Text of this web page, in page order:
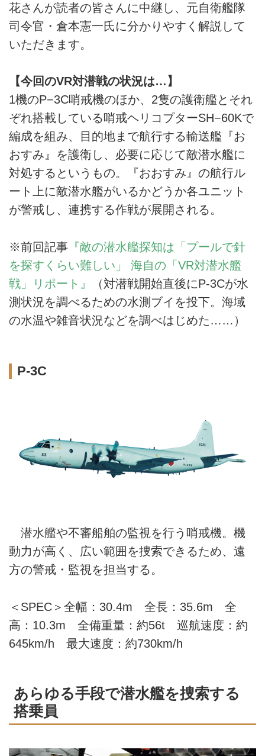
花さんが読者の皆さんに中継し、元自衛艦隊
司令官・倉本憲一氏に分かりやすく解説して
いただきます。
【今回のVR対潜戦の状況は…】
1機のP−3C哨戒機のほか、2隻の護衛艦とそれ
ぞれ搭載している哨戒ヘリコプターSH−60Kで
編成を組み、目的地まで航行する輸送艦『お
おすみ』を護衛し、必要に応じて敵潜水艦に
対処するというもの。『おおすみ』の航行ル
ート上に敵潜水艦がいるかどうか各ユニット
が警戒し、連携する作戦が展開される。
※前回記事 『敵の潜水艦探知は「プールで針
を探すくらい難しい」 海自の「VR対潜水艦
戦」リポート』
（対潜戦開始直後にP-3Cが水
測状況を調べるための水測ブイを投下。海域
の水温や雑音状況などを調べはじめた……）
P-3C
潜水艦や不審船舶の監視を行う哨戒機。機
動力が高く、広い範囲を捜索できるため、遠
方の警戒・監視を担当する。
＜SPEC＞全幅：30.4m 全長：35.6m 全
高：10.3m 全備重量：約56t 巡航速度：約
645km/h 最大速度：約730km/h
あらゆる手段で潜水艦を捜索する
搭乗員